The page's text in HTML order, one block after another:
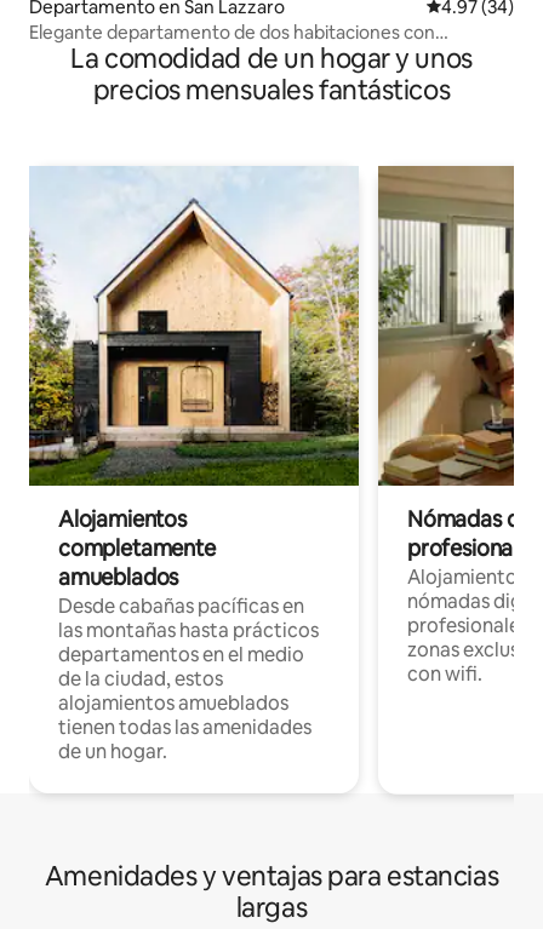
Departamento en San Lazzaro Calificación
4.97 (34)
Elegante departamento de dos habitaciones con
estacionamiento gratuito
La comodidad de un hogar y unos
precios mensuales fantásticos
Alojamientos
completamente
amueblados
Desde cabañas pacíficas en
las montañas hasta prácticos
departamentos en el medio
de la ciudad, estos
alojamientos amueblados
tienen todas las amenidades
de un hogar.
Nómadas
Alojamientos
nómadas
profesionales
zonas
con wifi.
Amenidades y ventajas para estancias
largas